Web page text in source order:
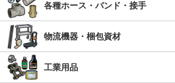
各種ホース・バンド・接手
物流機器・梱包資材
工業用品